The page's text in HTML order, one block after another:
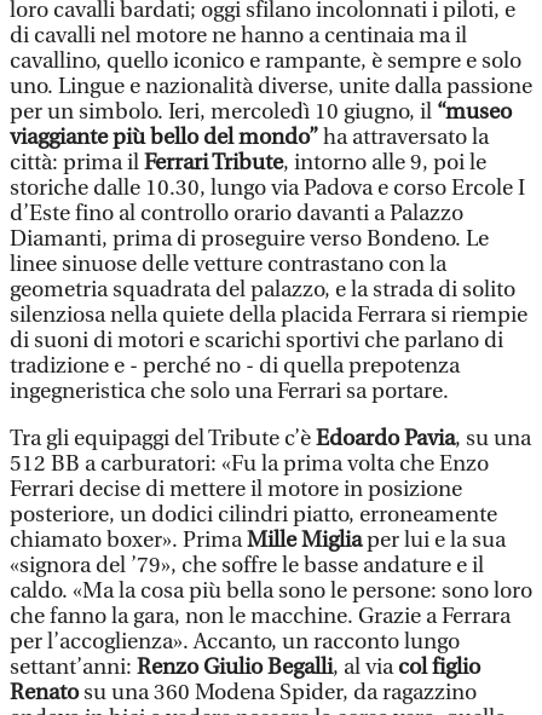
loro cavalli bardati; oggi sfilano incolonnati i piloti, e
di cavalli nel motore ne hanno a centinaia ma il
cavallino, quello iconico e rampante, è sempre e solo
uno. Lingue e nazionalità diverse, unite dalla passione
per un simbolo. Ieri, mercoledì 10 giugno, il “museo
viaggiante più bello del mondo”ha attraversato la
città: prima ilFerrari Tribute, intorno alle 9, poi le
storiche dalle 10.30, lungo via Padova e corso Ercole I
d’Este fino al controllo orario davanti a Palazzo
Diamanti, prima di proseguire verso Bondeno. Le
linee sinuose delle vetture contrastano con la
geometria squadrata del palazzo, e la strada di solito
silenziosa nella quiete della placida Ferrara si riempie
di suoni di motori e scarichi sportivi che parlano di
tradizione e - perché no - di quella prepotenza
ingegneristica che solo una Ferrari sa portare.
Tra gli equipaggi del Tribute c’èEdoardo Pavia, su una
512 BB a carburatori: «Fu la prima volta che Enzo
Ferrari decise di mettere il motore in posizione
posteriore, un dodici cilindri piatto, erroneamente
chiamato boxer». PrimaMille Migliaper lui e la sua
«signora del ’79», che soffre le basse andature e il
caldo. «Ma la cosa più bella sono le persone: sono loro
che fanno la gara, non le macchine. Grazie a Ferrara
per l’accoglienza». Accanto, un racconto lungo
settant’anni: Renzo Giulio Begalli, al viacol figlio
Renatosu una 360 Modena Spider, da ragazzino